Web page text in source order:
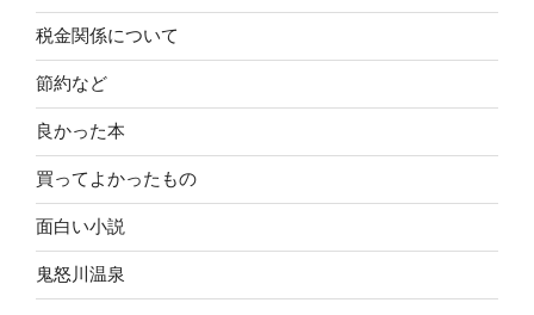
税金関係について
節約など
良かった本
買ってよかったもの
面白い小説
鬼怒川温泉